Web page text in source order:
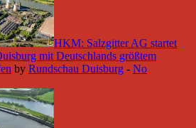
HKM: Salzgitter AG startet
mit Deutschlands größtem
by Rundschau Duisburg - No